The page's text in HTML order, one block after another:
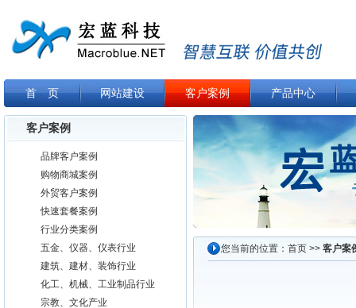
首 页 网站建设 客户案例 产品中心
客户案例
品牌客户案例
购物商城案例
外贸客户案例
快速套餐案例
行业分类案例
五金、仪器、仪表行业
建筑、建材、装饰行业
化工、机械、工业制品行业
宗教、文化产业
您当前的位置： 首页 >> 客户案